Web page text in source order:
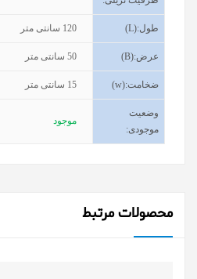
طول(L):
120 سانتی متر
عرض(B):
50 سانتی متر
ضخامت(w):
15 سانتی متر
وضعیت
موجودی:
موجود
محصولات مرتبط